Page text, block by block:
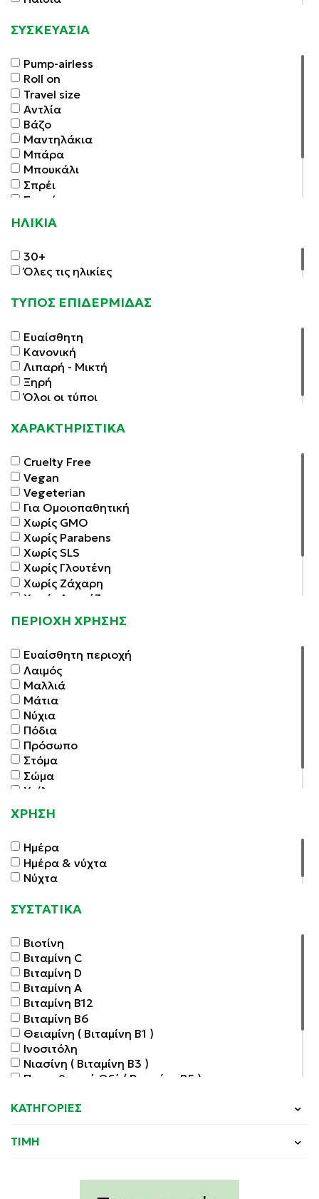
Τσιμπήματα
ΣΥΣΚΕΥΑΣΙΑ
Pump-airless
Roll on
Travel size
Αντλία
Βάζο
Μαντηλάκια
Μπάρα
Μπουκάλι
Σπρέι
Σταγόνες
Σωληνάριο
ΗΛΙΚΙΑ
30+
Όλες τις ηλικίες
ΤΥΠΟΣ ΕΠΙΔΕΡΜΙΔΑΣ
Ευαίσθητη
Κανονική
Λιπαρή - Μικτή
Ξηρή
Όλοι οι τύποι
ΧΑΡΑΚΤΗΡΙΣΤΙΚΑ
Cruelty Free
Vegan
Vegeterian
Για Ομοιοπαθητική
Χωρίς GMO
Χωρίς Parabens
Χωρίς SLS
Χωρίς Γλουτένη
Χωρίς Ζάχαρη
Χωρίς Λακτόζη
Χωρίς Σόγια
ΠΕΡΙΟΧΗ ΧΡΗΣΗΣ
Ευαίσθητη περιοχή
Λαιμός
Μαλλιά
Μάτια
Νύχια
Πόδια
Πρόσωπο
Στόμα
Σώμα
Χείλη
ΧΡΗΣΗ
Ημέρα
Ημέρα & νύχτα
Νύχτα
ΣΥΣΤΑΤΙΚΑ
Βιοτίνη
Βιταμίνη C
Βιταμίνη D
Βιταμίνη Α
Βιταμίνη Β12
Βιταμίνη Β6
Θειαμίνη ( Βιταμίνη Β1 )
Ινοσιτόλη
Νιασίνη ( Βιταμίνη Β3 )
Παντοθενικό Οξύ ( Βιταμίνη Β5 )
Σύμπλεγμα Βιταμινών Β
Ψεύδάργυρος
ΚΑΤΗΓΟΡΙΕΣ
ΤΙΜΗ